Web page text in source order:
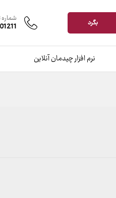
بگرد
نرم افزار چیدمان آنلاین